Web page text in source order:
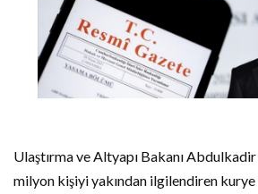
Ulaştırma ve Altyapı Bakanı
milyon kişiyi yakından ilgilendiren